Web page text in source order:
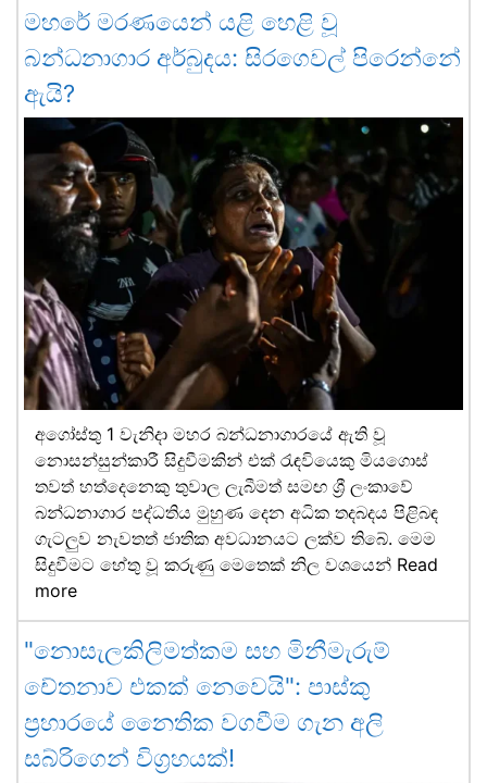
මහරේ මරණයෙන් යළි හෙළි වූ
බන්ධනාගාර අර්බුදය: සිරගෙවල් පිරෙන්නේ
ඇයි?
අගෝස්තු 1 වැනිදා මහර බන්ධනාගාරයේ ඇති වූ
නොසන්සුන්කාරී සිදුවීමකින් එක් රැඳවියෙකු මියගොස්
තවත් හත්දෙනෙකු තුවාල ලැබීමත් සමඟ ශ්‍රී ලංකාවේ
බන්ධනාගාර පද්ධතිය මුහුණ දෙන අධික තදබදය පිළිබඳ
ගැටලුව නැවතත් ජාතික අවධානයට ලක්ව තිබේ. මෙම
සිදුවීමට හේතු වූ කරුණු මෙතෙක් නිල වශයෙන් Read
more
"නොසැලකිලිමත්කම සහ මිනීමැරුම්
චේතනාව එකක් නෙවෙයි": පාස්කු
ප්‍රහාරයේ නෛතික වගවීම ගැන අලි
සබ්රිගෙන් විග්‍රහයක්!